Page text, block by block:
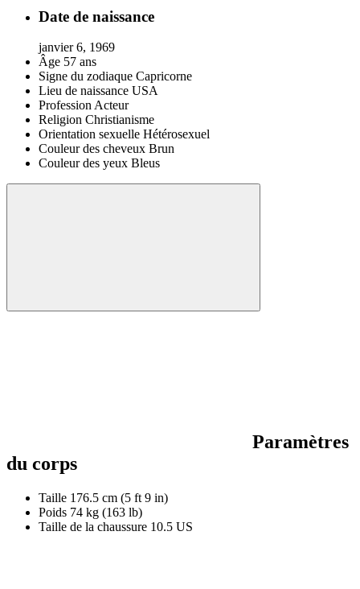
Date de naissance
janvier 6, 1969
Âge 57 ans
Signe du zodiaque Capricorne
Lieu de naissance USA
ProfessionActeur
Religion Christianisme
Orientation sexuelle Hétérosexuel
Couleur des cheveux Brun
Couleur des yeux Bleus
Paramètres
du corps
Taille 176.5 cm (5 ft 9 in)
Poids 74 kg (163 lb)
Taille de la chaussure 10.5 US